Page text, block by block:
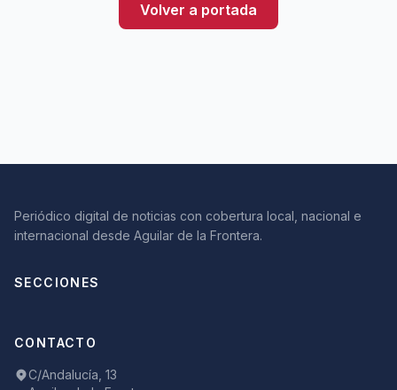
Volver a portada
Periódico digital de noticias con cobertura local, nacional e
internacional desde Aguilar de la Frontera.
SECCIONES
CONTACTO
C/Andalucía, 13